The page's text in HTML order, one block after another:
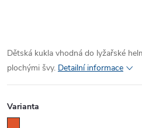
Dětská kukla vhodná do lyžařské
plochými švy. Detailní informace
Varianta